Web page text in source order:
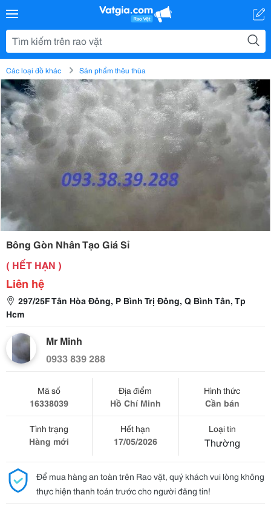
Các loại đồ khác Sản phẩm thêu thùa
Bông Gòn Nhân Tạo Giá Sỉ
( HẾT HẠN )
Liên hệ
297/25F Tân Hòa Đông, P Bình Trị Đông, Q Bình Tân, Tp
Hcm
Mr Minh
0933 839 288
Mã số
16338039
Địa điểm
Hồ Chí Minh
Hình thức
Cần bán
Tình trạng
Hàng mới
Hết hạn
17/05/2026
Loại tin
Thường
Để mua hàng an toàn trên Rao vặt, quý khách vui lòng không
thực hiện thanh toán trước cho người đăng tin!